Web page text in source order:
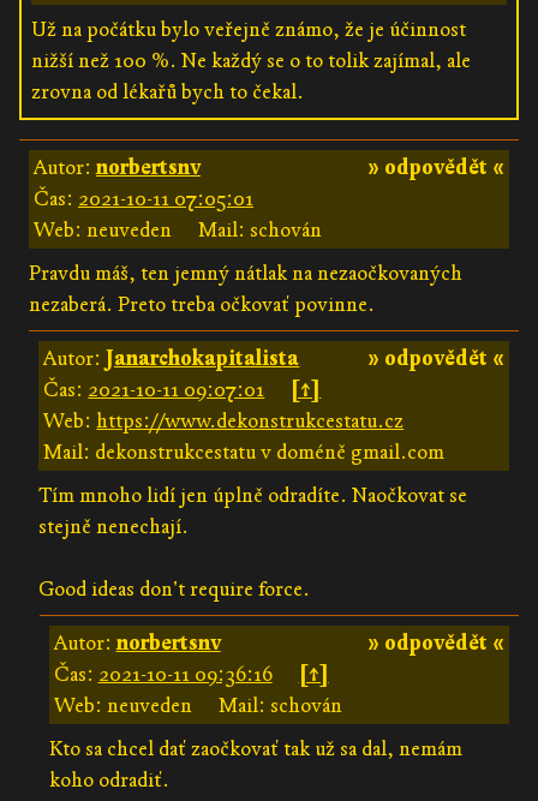
Už na počátku bylo veřejně známo, že je účinnost
nižší než 100 %. Ne každý se o to tolik zajímal, ale
zrovna od lékařů bych to čekal.
» odpovědět «
Autor:norbertsnv
Čas: 2021-10-11 07:05:01
Web: neuveden
Mail: schován
Pravdu máš, ten jemný nátlak na nezaočkovaných
nezaberá. Preto treba očkovať povinne.
» odpovědět «
Autor:Janarchokapitalista
Čas: 2021-10-11 09:07:01
[↑]
Web:https://www.dekonstrukcestatu.cz
Mail: dekonstrukcestatu v doméně gmail.com
Tím mnoho lidí jen úplně odradíte. Naočkovat se
stejně nenechají.
Good ideas don't require force.
» odpovědět «
Autor:norbertsnv
Čas: 2021-10-11 09:36:16
[↑]
Web: neuveden
Mail: schován
Kto sa chcel dať zaočkovať tak už sa dal, nemám
koho odradiť.